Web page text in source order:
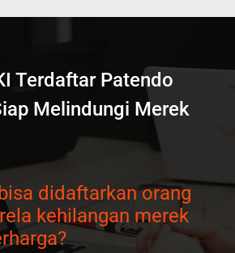
Terdaftar Patendo
Melindungi Merek
didaftarkan orang
kehilangan merek